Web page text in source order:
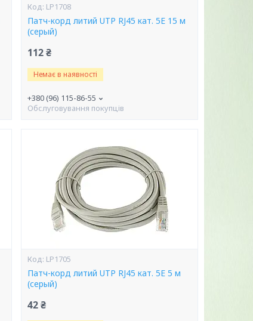
LP1708
Патч-корд литий UTP RJ45 кат. 5Е 15 м
(серый)
112 ₴
Немає в наявності
+380 (96) 115-86-55
Обслуговування покупців
LP1705
Патч-корд литий UTP RJ45 кат. 5Е 5 м
(серый)
42 ₴